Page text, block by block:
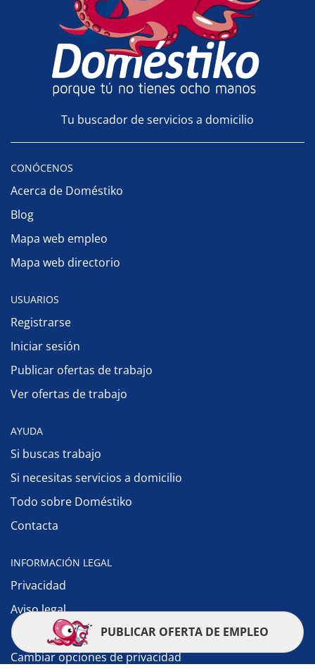
Tu buscador de servicios a domicilio
CONÓCENOS
Acerca de Doméstiko
Blog
Mapa web empleo
Mapa web directorio
USUARIOS
Registrarse
Iniciar sesión
Publicar ofertas de trabajo
Ver ofertas de trabajo
AYUDA
Si buscas trabajo
Si necesitas servicios a domicilio
Todo sobre Doméstiko
Contacta
INFORMACIÓN LEGAL
Privacidad
Aviso legal
Política de cookies
Cambiar opciones de privacidad
PUBLICAR OFERTA DE EMPLEO